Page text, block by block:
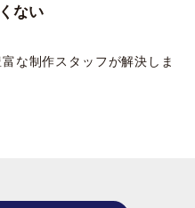
ない
な制作スタッフが解決しま